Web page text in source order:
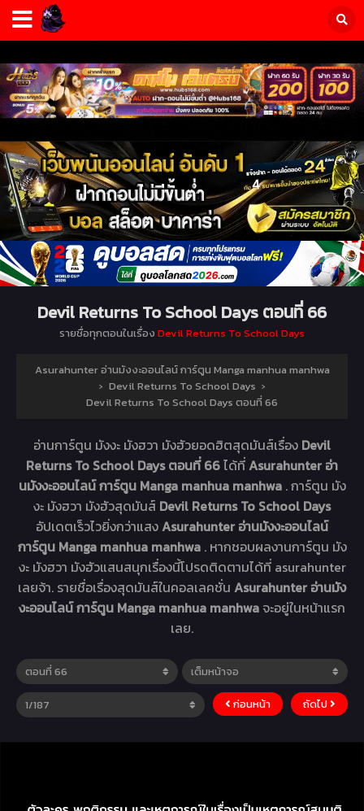
Devil Returns To School Days ตอนที่ 66
รายชื่อทุกตอนในเรื่อง Devil Returns To School Days
Asurahunter อ่านมังงะออนไลน์ การ์ตูน Manga manhua manhwa
› Devil Returns To School Days ›
Devil Returns To School Days ตอนที่ 66
อ่านการ์ตูน มังงะ มังฮวา มังฮัวยอดฮิตสุดมันส์เรื่อง Devil
Returns To School Days ตอนที่ 66ได้ที่Asurahunter อ่า
นมังงะออนไลน์ การ์ตูน Manga manhua manhwa . การ์ตูน มัง
งะ มังฮวา มังฮัวสุดมันส์ Devil Returns To School Days
อัปเดตเร็วไวยิ่งกว่าแสงAsurahunter อ่านมังงะออนไลน์
การ์ตูน Manga manhua manhwa . หากชอบผลงานการ์ตูน มัง
งะ มังฮวา มังฮัวแสนสนุกเรื่องนี้โปรดติดตามได้ที่ asurahunter
เลยจ้า. รายชื่อเรื่องสุดมันส์ในคอลเลคชั่น Asurahunter อ่านมัง
งะออนไลน์ การ์ตูน Manga manhua manhwa จะอยู่ในหน้าแรก
เลย.
ก่อนหน้า ถัดไป